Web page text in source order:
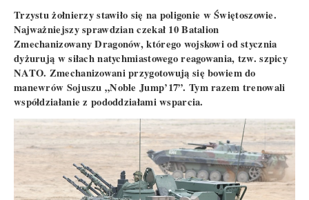
Trzystu żołnierzy stawiło się na poligonie w Świętoszowie.
Najważniejszy sprawdzian czekał 10 Batalion
Zmechanizowany Dragonów, którego wojskowi od stycznia
dyżurują w siłach natychmiastowego reagowania, tzw. szpicy
NATO. Zmechanizowani przygotowują się bowiem do
manewrów Sojuszu „Noble Jump’17”. Tym razem trenowali
współdziałanie z pododdziałami wsparcia.